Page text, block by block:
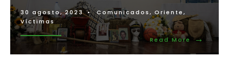
30 agosto, 2023 • Comunicados, Oriente,
Víctimas
Read More →
Read